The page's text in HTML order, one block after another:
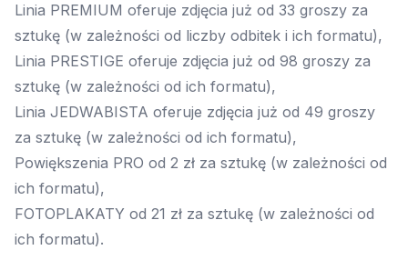
Linia PREMIUM oferuje zdjęcia już od 33 groszy za
sztukę (w zależności od liczby odbitek i ich formatu),
Linia PRESTIGE oferuje zdjęcia już od 98 groszy za
sztukę (w zależności od ich formatu),
Linia JEDWABISTA oferuje zdjęcia już od 49 groszy
za sztukę (w zależności od ich formatu),
Powiększenia PRO od 2 zł za sztukę (w zależności od
ich formatu),
FOTOPLAKATY od 21 zł za sztukę (w zależności od
ich formatu).